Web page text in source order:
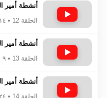
أنشطة أمير
الحلقة 12 • ١٤ أبريل ٢٠٢٦
أنشطة أمير
الحلقة 13 • ٩ أبريل ٢٠٢٦
أنشطة أمير
الحلقة 14 • ٢٤ فبراير ٢٠٢٦